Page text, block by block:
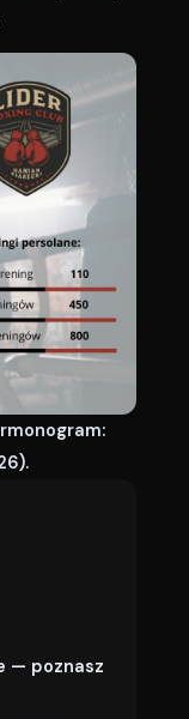
— poznasz